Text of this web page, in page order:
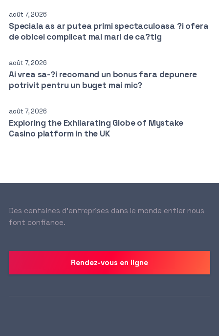
août 7, 2026
Speciala as ar putea primi spectaculoasa ?i ofera
de obicei complicat mai mari de ca?tig
août 7, 2026
Ai vrea sa-?i recomand un bonus fara depunere
potrivit pentru un buget mai mic?
août 7, 2026
Exploring the Exhilarating Globe of Mystake
Casino platform in the UK
Des centaines d’entreprises dans le monde entier nous
font confiance.
Rendez-vous en ligne